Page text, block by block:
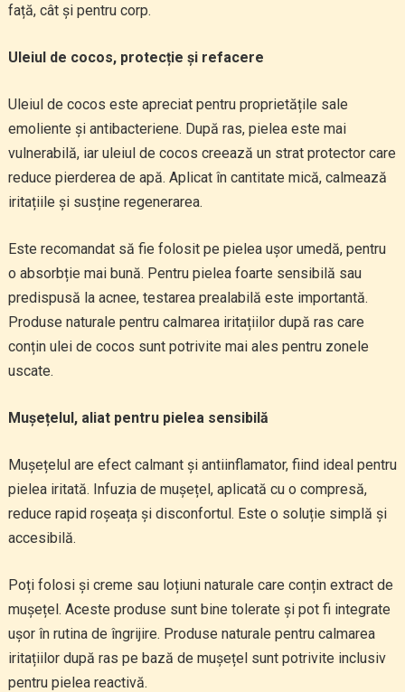
față, cât și pentru corp.
Uleiul de cocos, protecție și refacere
Uleiul de cocos este apreciat pentru proprietățile sale
emoliente și antibacteriene. După ras, pielea este mai
vulnerabilă, iar uleiul de cocos creează un strat protector care
reduce pierderea de apă. Aplicat în cantitate mică, calmează
iritațiile și susține regenerarea.
Este recomandat să fie folosit pe pielea ușor umedă, pentru
o absorbție mai bună. Pentru pielea foarte sensibilă sau
predispusă la acnee, testarea prealabilă este importantă.
Produse naturale pentru calmarea iritațiilor după ras care
conțin ulei de cocos sunt potrivite mai ales pentru zonele
uscate.
Mușețelul, aliat pentru pielea sensibilă
Mușețelul are efect calmant și antiinflamator, fiind ideal pentru
pielea iritată. Infuzia de mușețel, aplicată cu o compresă,
reduce rapid roșeața și disconfortul. Este o soluție simplă și
accesibilă.
Poți folosi și creme sau loțiuni naturale care conțin extract de
mușețel. Aceste produse sunt bine tolerate și pot fi integrate
ușor în rutina de îngrijire. Produse naturale pentru calmarea
iritațiilor după ras pe bază de mușețel sunt potrivite inclusiv
pentru pielea reactivă.